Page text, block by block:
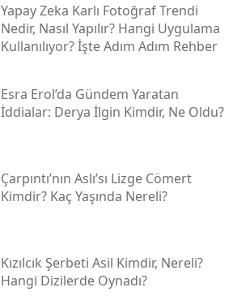
Yapay Zeka Karlı Fotoğraf Trendi
Nedir, Nasıl Yapılır? Hangi Uygulama
Kullanılıyor? İşte Adım Adım Rehber
Esra Erol’da Gündem Yaratan
İddialar: Derya İlgin Kimdir, Ne Oldu?
Çarpıntı’nın Aslı’sı Lizge Cömert
Kimdir? Kaç Yaşında Nereli?
Kızılcık Şerbeti Asil Kimdir, Nereli?
Hangi Dizilerde Oynadı?